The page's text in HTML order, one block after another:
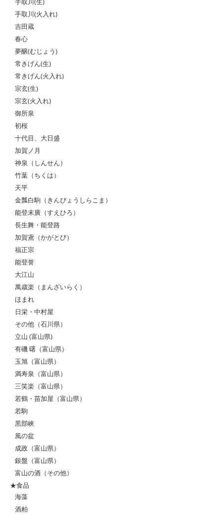
手取川(火入れ)
吉田蔵
春心
夢醸(むじょう)
常きげん(生)
常きげん(火入れ)
宗玄(生)
宗玄(火入れ)
御所泉
初桜
十代目、大日盛
加賀ノ月
神泉（しんせん）
竹葉（ちくは）
天平
金瓢白駒（きんぴょうしらこま）
能登末廣（すえひろ）
長生舞・能登路
加賀鳶（かがとび）
福正宗
能登誉
大江山
萬歳楽（まんざいらく）
ほまれ
日栄・中村屋
その他（石川県）
立山 (富山県)
有磯 曙（富山県）
玉旭（富山県）
満寿泉（富山県）
三笑楽（富山県）
若鶴・苗加屋（富山県）
若駒
黒部峡
風の盆
成政（富山県）
銀盤（富山県）
富山の酒（その他）
★食品
海藻
酒粕